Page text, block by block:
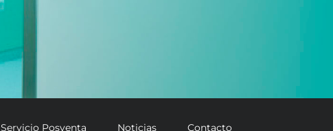
Servicio Posventa Noticias Contacto